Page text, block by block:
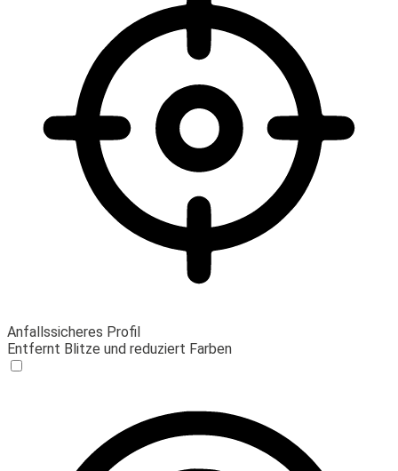
Anfallssicheres Profil
Entfernt Blitze und reduziert Farben